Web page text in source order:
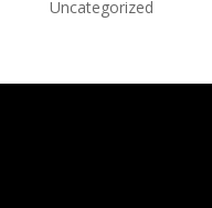
Uncategorized